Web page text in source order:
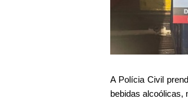
A Polícia Civil
bebidas alcoólicas,